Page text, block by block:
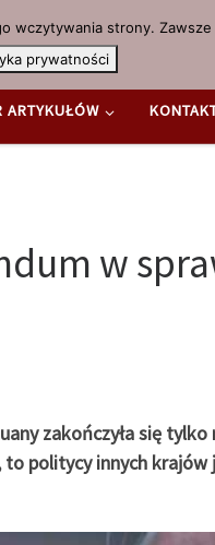
ARTYKUŁÓW
w
zakończyła się
politycy innych
strony.
prywatności